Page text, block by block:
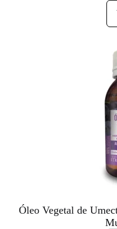
Óleo Vegetal de